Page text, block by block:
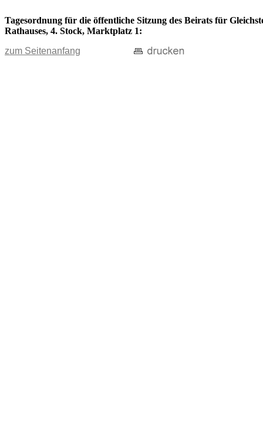
Tagesordnung für die öffentliche Sitzung des Beirats für
Rathauses, 4. Stock, Marktplatz 1:
zum Seitenanfang